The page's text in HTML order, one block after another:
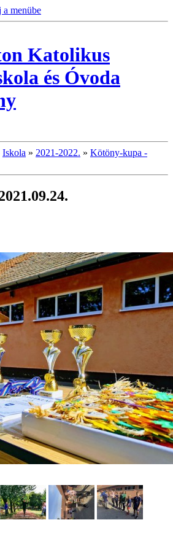
a menübe
Katolikus
és Óvoda
Iskola » 2021-2022. » Kötöny-kupa -